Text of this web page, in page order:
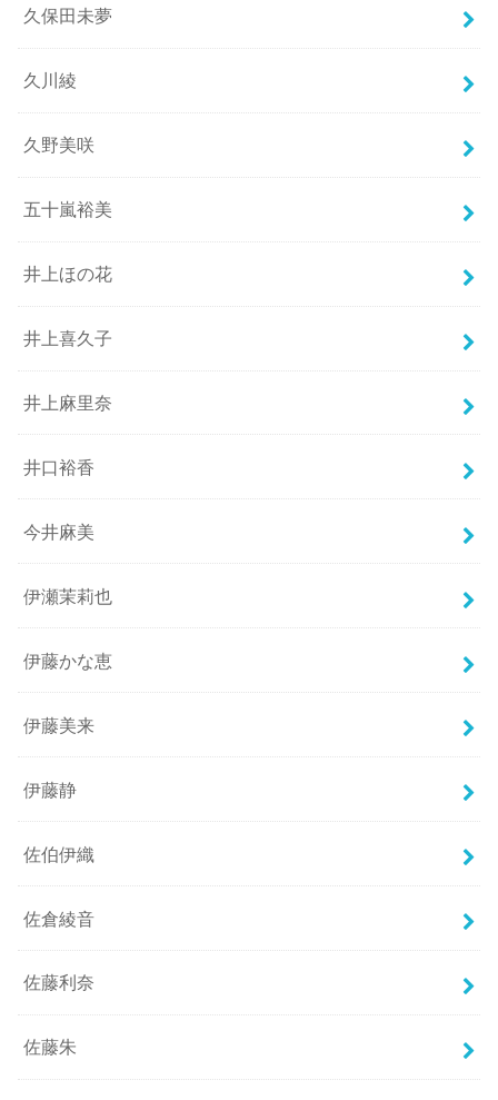
久保田未夢
久川綾
久野美咲
五十嵐裕美
井上ほの花
井上喜久子
井上麻里奈
井口裕香
今井麻美
伊瀬茉莉也
伊藤かな恵
伊藤美来
伊藤静
佐伯伊織
佐倉綾音
佐藤利奈
佐藤朱